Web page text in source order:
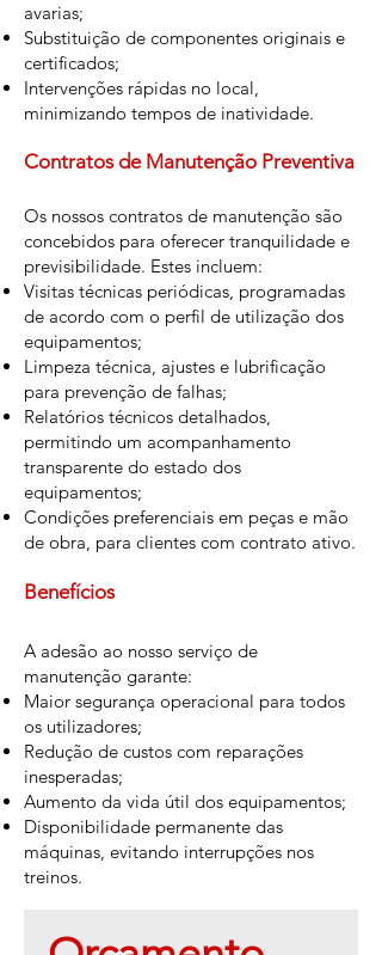
avarias;
Substituição de componentes originais e
certificados;
Intervenções rápidas no local,
minimizando tempos de inatividade.
Contratos de Manutenção Preventiva
Os nossos contratos de manutenção são
concebidos para oferecer tranquilidade e
previsibilidade. Estes incluem:
Visitas técnicas periódicas, programadas
de acordo com o perfil de utilização dos
equipamentos;
Limpeza técnica, ajustes e lubrificação
para prevenção de falhas;
Relatórios técnicos detalhados,
permitindo um acompanhamento
transparente do estado dos
equipamentos;
Condições preferenciais em peças e mão
de obra, para clientes com contrato ativo.
Benefícios
A adesão ao nosso serviço de
manutenção garante:
Maior segurança operacional para todos
os utilizadores;
Redução de custos com reparações
inesperadas;
Aumento da vida útil dos equipamentos;
Disponibilidade permanente das
máquinas, evitando interrupções nos
treinos.